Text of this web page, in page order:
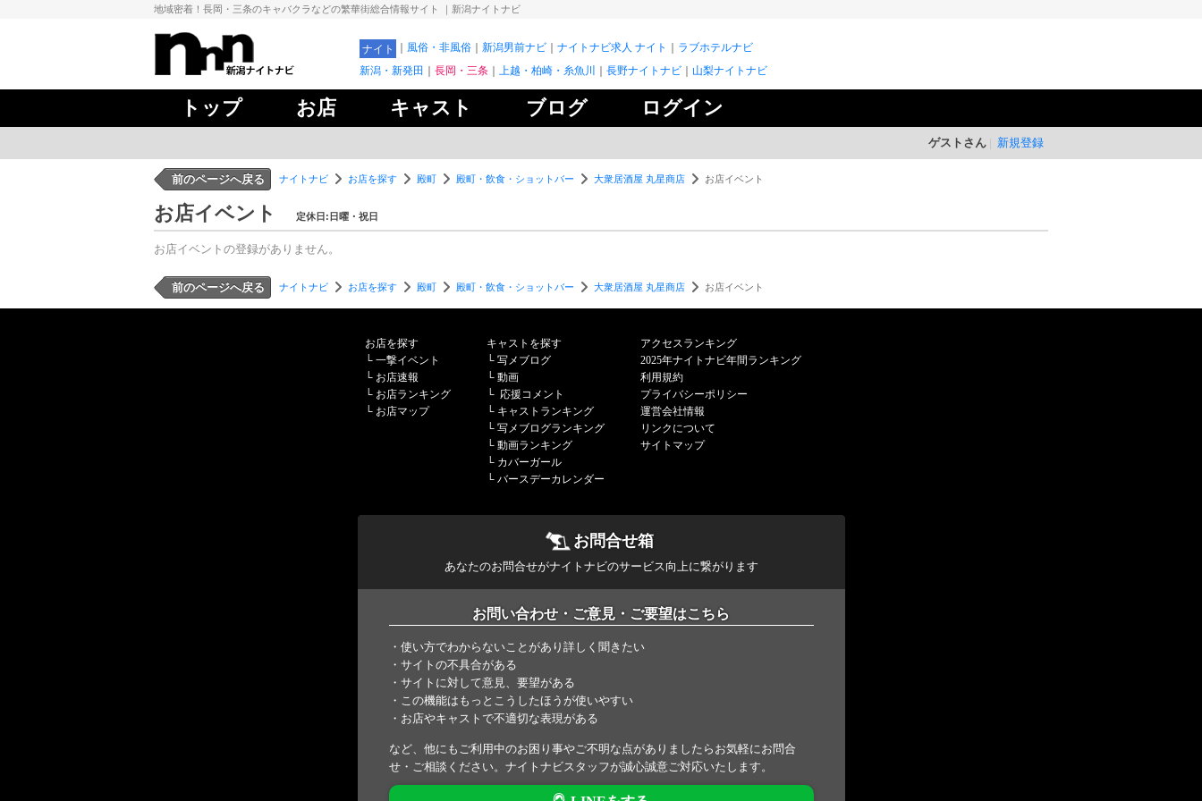
地域密着！長岡・三条のキャバクラなどの繁華街総合情報サイト ｜新潟ナイトナビ
ナイト 風俗・非風俗 新潟男前ナビ ナイトナビ求人 ナイト
ラブホテルナビ
新潟・新発田
長岡・三条 上越・柏崎・糸魚川 長野ナイトナビ 山梨ナイトナビ
トップ お店 キャスト ブログ ログイン
ゲストさん 新規登録
前のページへ戻る ナイトナビ お店を探す 殿町 殿町・飲食・ショットバー 大衆居酒屋 丸星商店 お店イベント
お店イベント 定休日:日曜・祝日
お店イベントの登録がありません。
前のページへ戻る ナイトナビ お店を探す 殿町 殿町・飲食・ショットバー 大衆居酒屋 丸星商店 お店イベント
お店を探す
└ 一撃イベント
└ お店速報
└ お店ランキング
└ お店マップ
キャストを探す
└ 写メブログ
└ 動画
└ 応援コメント
└ キャストランキング
└ 写メブログランキング
└ 動画ランキング
└ カバーガール
└ バースデーカレンダー
アクセスランキング
2025年ナイトナビ年間ランキング
利用規約
プライバシーポリシー
運営会社情報
リンクについて
サイトマップ
お問合せ箱
あなたのお問合せがナイトナビのサービス向上に繋がります
お問い合わせ・ご意見・ご要望はこちら
・使い方でわからないことがあり詳しく聞きたい
・サイトの不具合がある
・サイトに対して意見、要望がある
・この機能はもっとこうしたほうが使いやすい
・お店やキャストで不適切な表現がある
など、他にもご利用中のお困り事やご不明な点がありましたらお気軽にお問合
せ・ご相談ください。ナイトナビスタッフが誠心誠意ご対応いたします。